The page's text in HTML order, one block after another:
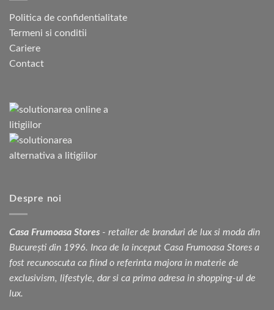
Politica de confidentialitate
Termeni si conditii
Cariere
Contact
Despre noi
Casa Frumoasa Stores - retailer de branduri de lux si moda din
București din 1996. Inca de la inceput Casa Frumoasa Stores a
fost recunoscuta ca fiind o referinta majora in materie de
exclusivism, lifestyle, dar si ca prima adresa in shopping-ul de
lux.